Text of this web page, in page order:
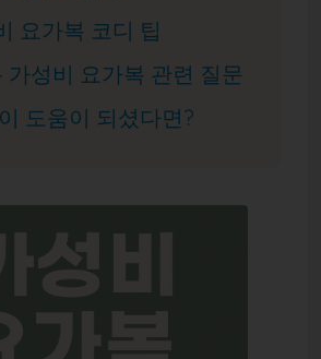
요가복 코디 팁
가성비 요가복 관련 질문
도움이 되셨다면?